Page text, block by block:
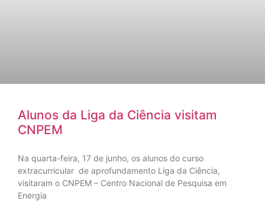
Alunos da Liga da Ciência visitam
CNPEM
Na quarta-feira, 17 de junho, os alunos do curso
extracurricular de aprofundamento Liga da Ciência,
visitaram o CNPEM – Centro Nacional de Pesquisa em
Energia